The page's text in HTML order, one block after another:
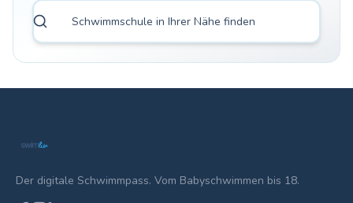
Der digitale Schwimmpass. Vom Babyschwimmen bis 18.